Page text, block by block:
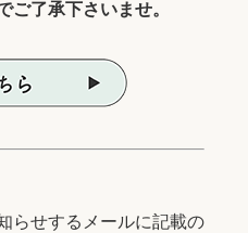
ご了承下さいませ。
らせするメールに記載の